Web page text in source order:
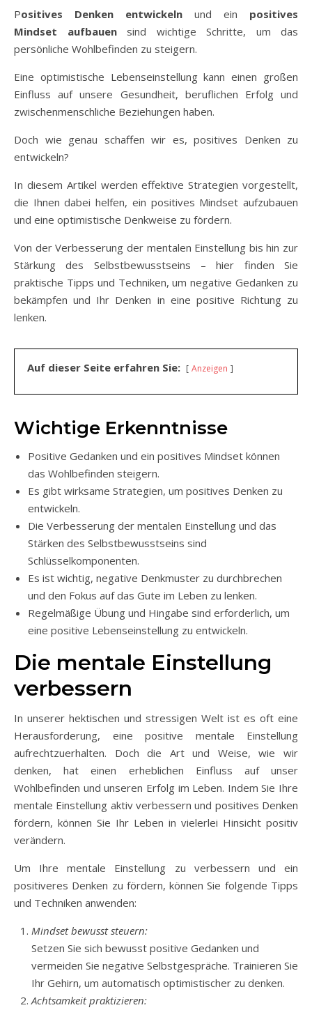
Positives Denken entwickeln und ein positives
Mindset aufbauensind wichtige Schritte, um das
persönliche Wohlbefinden zu steigern.
Eine optimistische Lebenseinstellung kann einen großen
Einfluss auf unsere Gesundheit, beruflichen Erfolg und
zwischenmenschliche Beziehungen haben.
Doch wie genau schaffen wir es, positives Denken zu
entwickeln?
In diesem Artikel werden effektive Strategien vorgestellt,
die Ihnen dabei helfen, ein positives Mindset aufzubauen
und eine optimistische Denkweise zu fördern.
Von der Verbesserung der mentalen Einstellung bis hin zur
Stärkung des Selbstbewusstseins – hier finden Sie
praktische Tipps und Techniken, um negative Gedanken zu
bekämpfen und Ihr Denken in eine positive Richtung zu
lenken.
Auf dieser Seite erfahren Sie: Anzeigen
Wichtige Erkenntnisse
Positive Gedanken und ein positives Mindset können
das Wohlbefinden steigern.
Es gibt wirksame Strategien, um positives Denken zu
entwickeln.
Die Verbesserung der mentalen Einstellung und das
Stärken des Selbstbewusstseins sind
Schlüsselkomponenten.
Es ist wichtig, negative Denkmuster zu durchbrechen
und den Fokus auf das Gute im Leben zu lenken.
Regelmäßige Übung und Hingabe sind erforderlich, um
eine positive Lebenseinstellung zu entwickeln.
Die mentale Einstellung
verbessern
In unserer hektischen und stressigen Welt ist es oft eine
Herausforderung, eine positive mentale Einstellung
aufrechtzuerhalten. Doch die Art und Weise, wie wir
denken, hat einen erheblichen Einfluss auf unser
Wohlbefinden und unseren Erfolg im Leben. Indem Sie Ihre
mentale Einstellung aktiv verbessern und positives Denken
fördern, können Sie Ihr Leben in vielerlei Hinsicht positiv
verändern.
Um Ihre mentale Einstellung zu verbessern und ein
positiveres Denken zu fördern, können Sie folgende Tipps
und Techniken anwenden:
Mindset bewusst steuern:
Setzen Sie sich bewusst positive Gedanken und
vermeiden Sie negative Selbstgespräche. Trainieren Sie
Ihr Gehirn, um automatisch optimistischer zu denken.
Achtsamkeit praktizieren: